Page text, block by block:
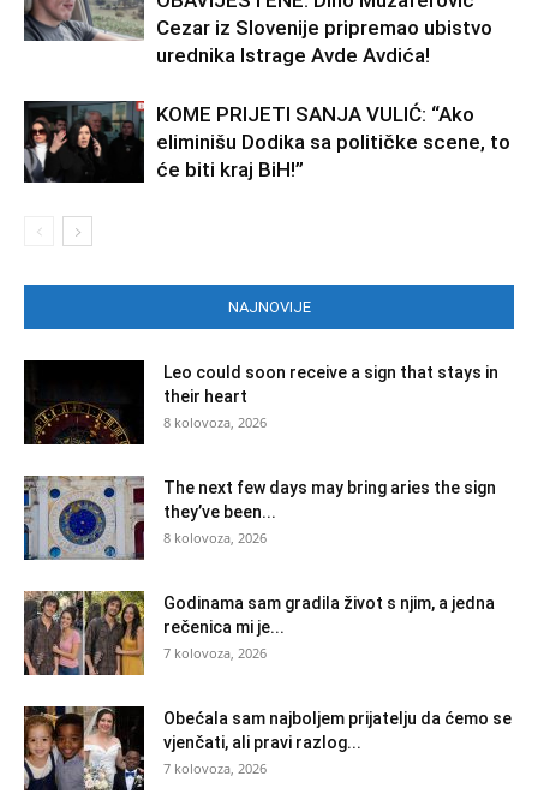
Cezar iz Slovenije pripremao ubistvo
urednika Istrage Avde Avdića!
KOME PRIJETI SANJA VULIĆ: “Ako
eliminišu Dodika sa političke scene, to
će biti kraj BiH!”
NAJNOVIJE
Leo could soon receive a sign that stays in
their heart
8 kolovoza, 2026
The next few days may bring aries the sign
they’ve been...
8 kolovoza, 2026
Godinama sam gradila život s njim, a jedna
rečenica mi je...
7 kolovoza, 2026
Obećala sam najboljem prijatelju da ćemo se
vjenčati, ali pravi razlog...
7 kolovoza, 2026